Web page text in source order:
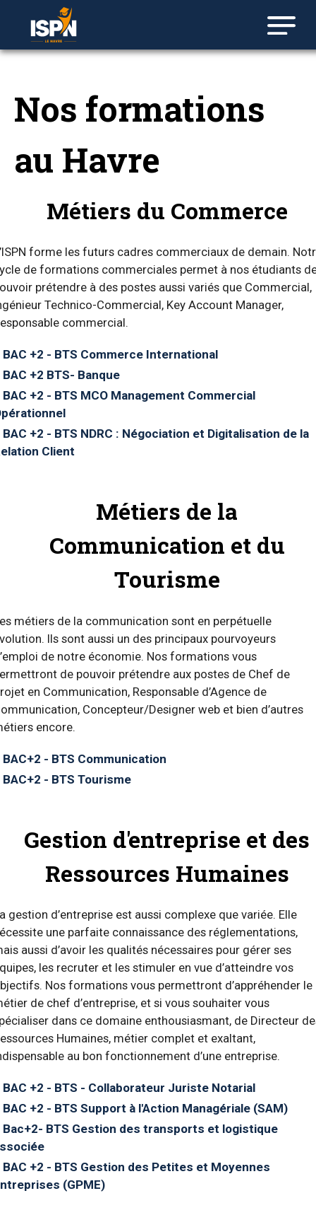
Nos formations
au Havre
Métiers du Commerce
forme les futurs cadres commerciaux de demain.
de formations commerciales permet à nos étudiants
prétendre à des postes aussi variés que Commercial,
Technico-Commercial, Key Account Manager,
commercial.
BAC +2 - BTS Commerce International
BAC +2 BTS- Banque
BAC +2 - BTS MCO Management Commercial
BAC +2 - BTS NDRC : Négociation et Digitalisation de la
Client
Métiers de la
Communication et du
Tourisme
métiers de la communication sont en perpétuelle
Ils sont aussi un des principaux pourvoyeurs
de notre économie. Nos formations vous
de pouvoir prétendre aux postes de Chef de
en Communication, Responsable d’Agence de
Concepteur/Designer web et bien d’autres
encore.
BAC+2 - BTS Communication
BAC+2 - BTS Tourisme
Gestion d'entreprise et des
Ressources Humaines
gestion d’entreprise est aussi complexe que variée. Elle
une parfaite connaissance des réglementations,
aussi d’avoir les qualités nécessaires pour gérer ses
les recruter et les stimuler en vue d’atteindre vos
Nos formations vous permettront d’appréhender le
de chef d’entreprise, et si vous souhaiter vous
dans ce domaine enthousiasmant, de Directeur
Humaines, métier complet et exaltant,
au bon fonctionnement d’une entreprise.
BAC +2 - BTS - Collaborateur Juriste Notarial
BAC +2 - BTS Support à l'Action Managériale (SAM)
Bac+2- BTS Gestion des transports et logistique
BAC +2 - BTS Gestion des Petites et Moyennes
(GPME)